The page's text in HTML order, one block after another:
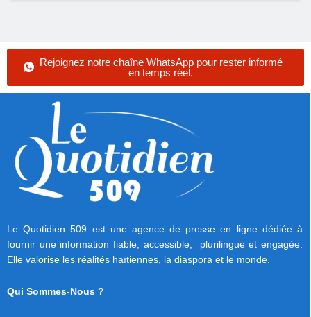
Rejoignez notre chaîne WhatsApp pour rester informé
en temps réel.
Le Quotidien 509 est une agence de presse en ligne dédiée à
fournir une information fiable, accessible, plurilingue et engagée.
Elle valorise les réalités haïtiennes, la diaspora et le monde.
Qui Sommes-Nous ?